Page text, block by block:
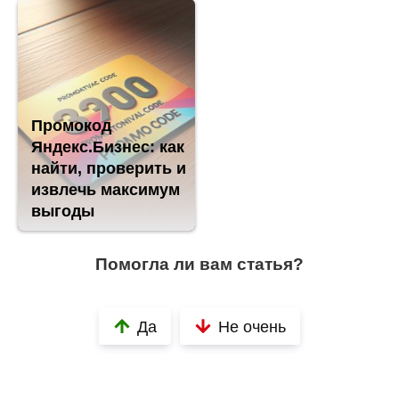
Промокод
Яндекс.Бизнес: как
найти, проверить и
извлечь максимум
выгоды
Помогла ли вам статья?
Да Не очень